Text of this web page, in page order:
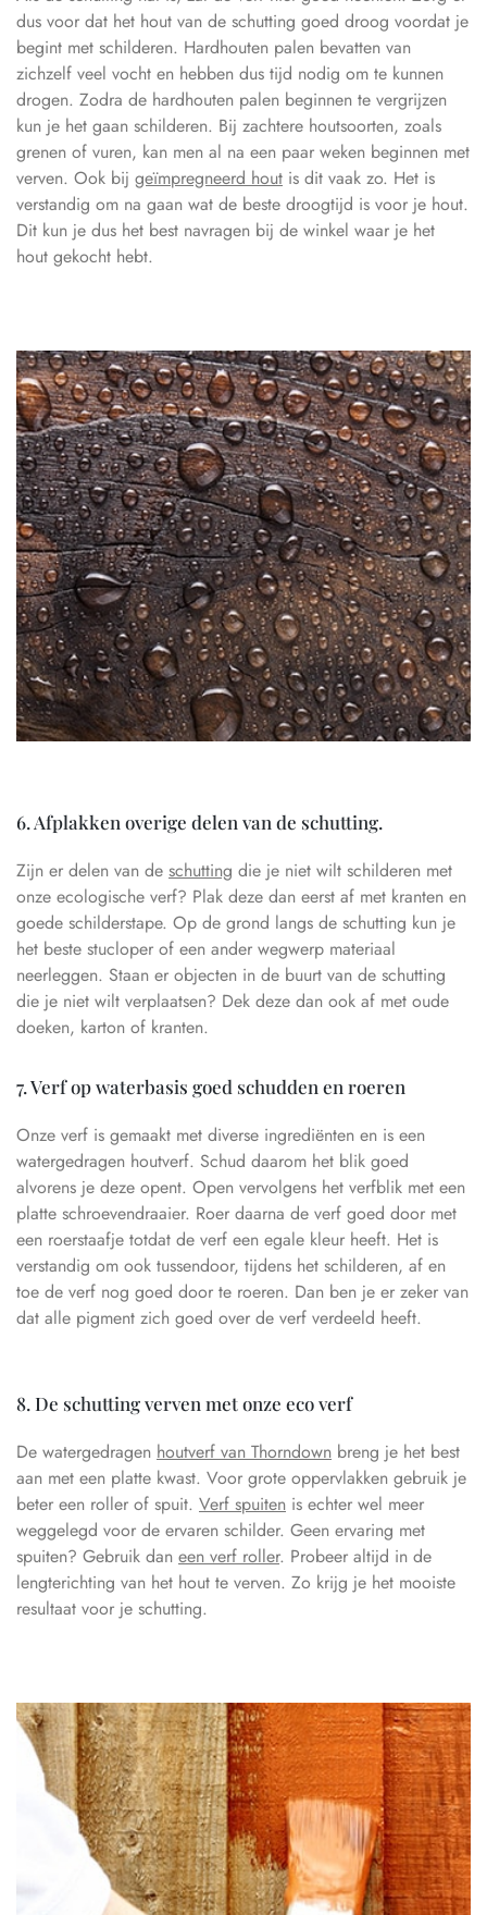
dus voor dat het hout van de schutting goed droog voordat je
begint met schilderen. Hardhouten palen bevatten van
zichzelf veel vocht en hebben dus tijd nodig om te kunnen
drogen. Zodra de hardhouten palen beginnen te vergrijzen
kun je het gaan schilderen. Bij zachtere houtsoorten, zoals
grenen of vuren, kan men al na een paar weken beginnen met
verven. Ook bij geïmpregneerd hout is dit vaak zo. Het is
verstandig om na gaan wat de beste droogtijd is voor je hout.
Dit kun je dus het best navragen bij de winkel waar je het
hout gekocht hebt.
6. Afplakken overige delen van de schutting.
Zijn er delen van de schutting die je niet wilt schilderen met
onze ecologische verf? Plak deze dan eerst af met kranten en
goede schilderstape. Op de grond langs de schutting kun je
het beste stucloper of een ander wegwerp materiaal
neerleggen. Staan er objecten in de buurt van de schutting
die je niet wilt verplaatsen? Dek deze dan ook af met oude
doeken, karton of kranten.
7. Verf op waterbasis goed schudden en roeren
Onze verf is gemaakt met diverse ingrediënten en is een
watergedragen houtverf. Schud daarom het blik goed
alvorens je deze opent. Open vervolgens het verfblik met een
platte schroevendraaier. Roer daarna de verf goed door met
een roerstaafje totdat de verf een egale kleur heeft. Het is
verstandig om ook tussendoor, tijdens het schilderen, af en
toe de verf nog goed door te roeren. Dan ben je er zeker van
dat alle pigment zich goed over de verf verdeeld heeft.
8. De schutting verven met onze eco verf
De watergedragen houtverf van Thorndown breng je het best
aan met een platte kwast. Voor grote oppervlakken gebruik je
beter een roller of spuit. Verf spuiten is echter wel meer
weggelegd voor de ervaren schilder. Geen ervaring met
spuiten? Gebruik dan een verf roller. Probeer altijd in de
lengterichting van het hout te verven. Zo krijg je het mooiste
resultaat voor je schutting.